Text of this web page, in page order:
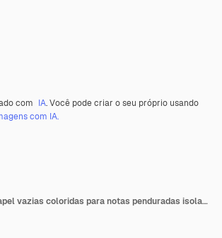
com IA. Você pode criar o seu próprio usando
com IA.
Folhas de papel vazias coloridas para notas penduradas isoladas sobre um fundo transparente